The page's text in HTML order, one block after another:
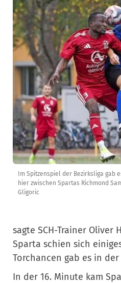
Im Spitzenspiel der Bezirksliga gab
hier zwischen Spartas Richmond
Gligoric
sagte SCH-Trainer
Sparta schien sich
Torchancen gab es in
In der 16. Minute kam